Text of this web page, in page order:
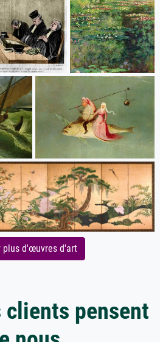
plus d'œuvres d'art
clients pensent